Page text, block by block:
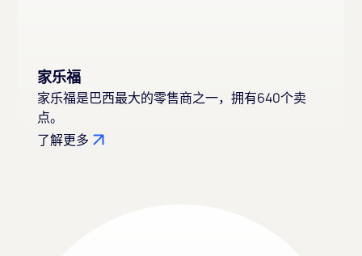
家乐福
家乐福是巴西最大的零售商之一，拥有640个卖
点。
了解更多